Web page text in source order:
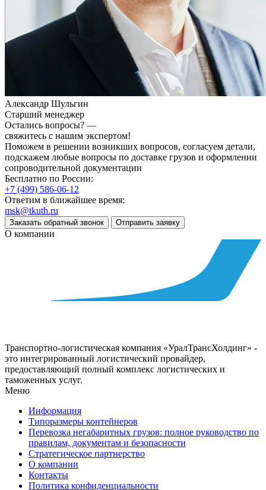
Александр Шульгин
Старший менеджер
Остались вопросы? —
свяжитесь с нашим экспертом!
Поможем в решении возникших вопросов, согласуем детали,
подскажем любые вопросы по доставке грузов и оформлении
сопроводительной документации
Бесплатно по России:
+7 (499) 586-06-12
Ответим в ближайшее время:
msk@tkuth.ru
Заказать обратный звонок Отправить заявку
О компании
Транспортно-логистическая компания «УралТрансХолдинг» -
это интегрированный логистический провайдер,
предоставляющий полный комплекс логистических и
таможенных услуг.
Меню
Информация
Типоразмеры контейнеров
Перевозка негабаритных грузов: полное руководство по
правилам, документам и безопасности
Стратегическое партнерство
О компании
Контакты
Политика конфиденциальности